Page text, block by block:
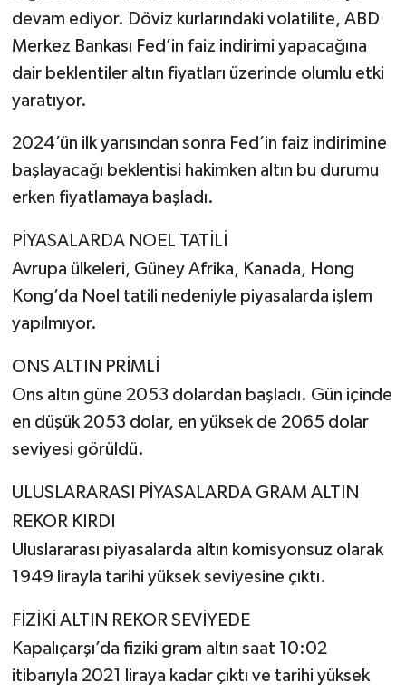
devam ediyor. Döviz kurlarındaki volatilite, ABD
Merkez Bankası Fed’in faiz indirimi yapacağına
dair beklentiler altın fiyatları üzerinde olumlu etki
yaratıyor.
2024’ün ilk yarısından sonra Fed’in faiz indirimine
başlayacağı beklentisi hakimken altın bu durumu
erken fiyatlamaya başladı.
PİYASALARDA NOEL TATİLİ
Avrupa ülkeleri, Güney Afrika, Kanada, Hong
Kong’da Noel tatili nedeniyle piyasalarda işlem
yapılmıyor.
ONS ALTIN PRİMLİ
Ons altın güne 2053 dolardan başladı. Gün içinde
en düşük 2053 dolar, en yüksek de 2065 dolar
seviyesi görüldü.
ULUSLARARASI PİYASALARDA GRAM ALTIN
REKOR KIRDI
Uluslararası piyasalarda altın komisyonsuz olarak
1949 lirayla tarihi yüksek seviyesine çıktı.
FİZİKİ ALTIN REKOR SEVİYEDE
Kapalıçarşı’da fiziki gram altın saat 10:02
itibarıyla 2021 liraya kadar çıktı ve tarihi yüksek